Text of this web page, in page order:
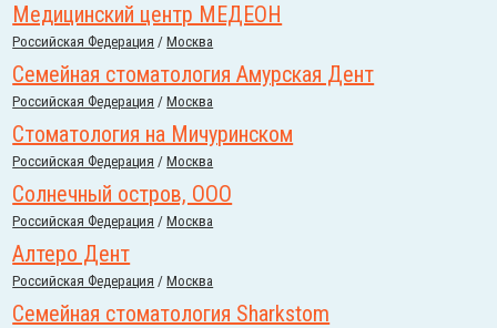
Медицинский центр МЕДЕОН
Российcкая Федерация /Москва
Семейная стоматология Амурская Дент
Российcкая Федерация /Москва
Стоматология на Мичуринском
Российcкая Федерация /Москва
Солнечный остров, ООО
Российcкая Федерация /Москва
Алтеро Дент
Российcкая Федерация /Москва
Семейная стоматология Sharkstom